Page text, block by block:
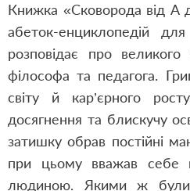
Книжка «Сковорода від А
абеток-енциклопедій
розповідає про великого
філософа та педагога.
світу й кар’єрного
досягнення та блискучу
затишку обрав постійні
при цьому вважав себе
людиною. Якими ж були